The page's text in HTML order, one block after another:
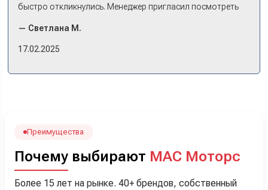
быстро откликнулись. Менеджер пригласил посмотреть
примериться. Нам тут недалеко, пришли в салон - и в тот
же день купили машину! Неожиданно, но довольны! Все
менеджеру Сергею, профессионал своего дела!
— Светлана М.
17.02.2025
Преимущества
Почему выбирают МАС Моторс
Более 15 лет на рынке. 40+ брендов, собственный